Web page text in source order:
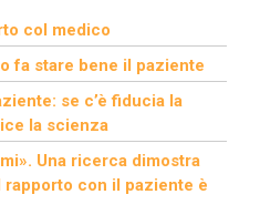
col medico
fa stare bene il paziente
se c’è fiducia la
la scienza
Una ricerca dimostra
con il paziente è